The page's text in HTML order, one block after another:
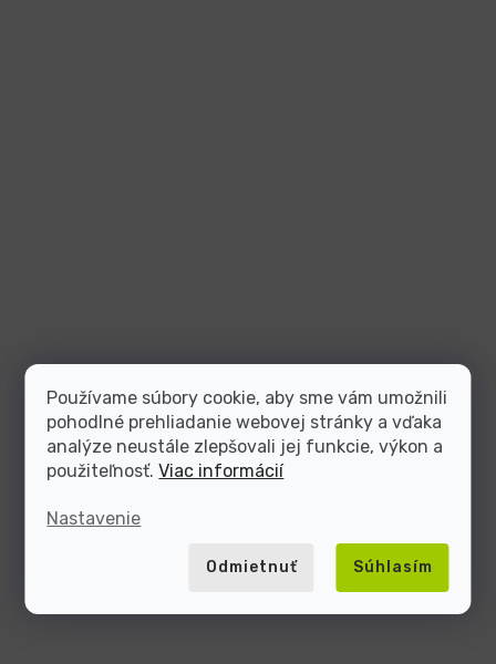
Používame súbory cookie, aby sme vám umožnili
pohodlné prehliadanie webovej stránky a vďaka
analýze neustále zlepšovali jej funkcie, výkon a
použiteľnosť.Viac informácií
Nastavenie
Odmietnuť Súhlasím